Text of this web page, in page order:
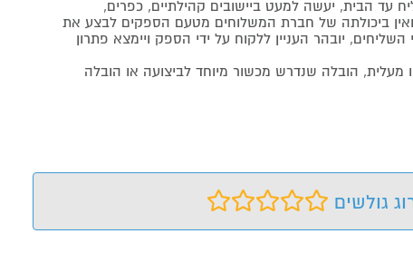
עד הבית, יעשה למעט ביישובים קהילתיים, כפרים,
ואין ביכולתה של חברת המשלוחים מטעם הספקים לבצע את
יובהר העניין ללקוח על ידי הספק ויימצא פתרון
הובלה שנדרש מכשור מיוחד לביצועה או הובלה
גולשים